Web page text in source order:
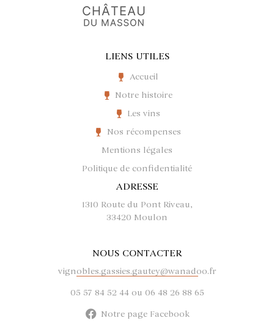
LIENS UTILES
Accueil
Notre histoire
Les vins
Nos récompenses
Mentions légales
Politique de confidentialité
ADRESSE
1310 Route du Pont Riveau,
33420 Moulon
NOUS CONTACTER
vignobles.gassies.gautey@wanadoo.fr
05 57 84 52 44 ou 06 48 26 88 65
Notre page Facebook